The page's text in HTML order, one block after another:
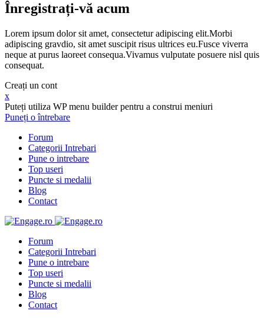
Înregistrați-vă acum
Lorem ipsum dolor sit amet, consectetur adipiscing elit.Morbi
adipiscing gravdio, sit amet suscipit risus ultrices eu.Fusce viverra
neque at purus laoreet consequa.Vivamus vulputate posuere nisl quis
consequat.
Creați un cont
x
Puteți utiliza WP menu builder pentru a construi meniuri
Puneți o întrebare
Forum
Categorii Intrebari
Pune o intrebare
Top useri
Puncte si medalii
Blog
Contact
Forum
Categorii Intrebari
Pune o intrebare
Top useri
Puncte si medalii
Blog
Contact